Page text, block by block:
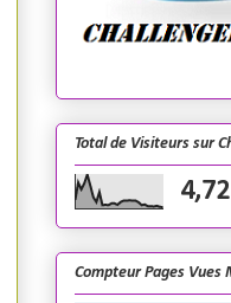
Total de Visiteurs sur
Compteur Pages Vues